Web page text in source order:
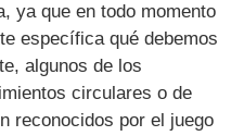
ya que en todo momento
específica qué debemos
algunos de los
circulares o de
reconocidos por el juego